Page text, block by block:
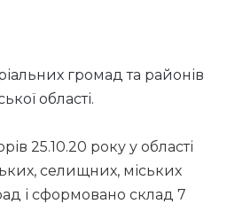
громад та районів
області.
25.10.20 року у області
селищних, міських
і сформовано склад 7